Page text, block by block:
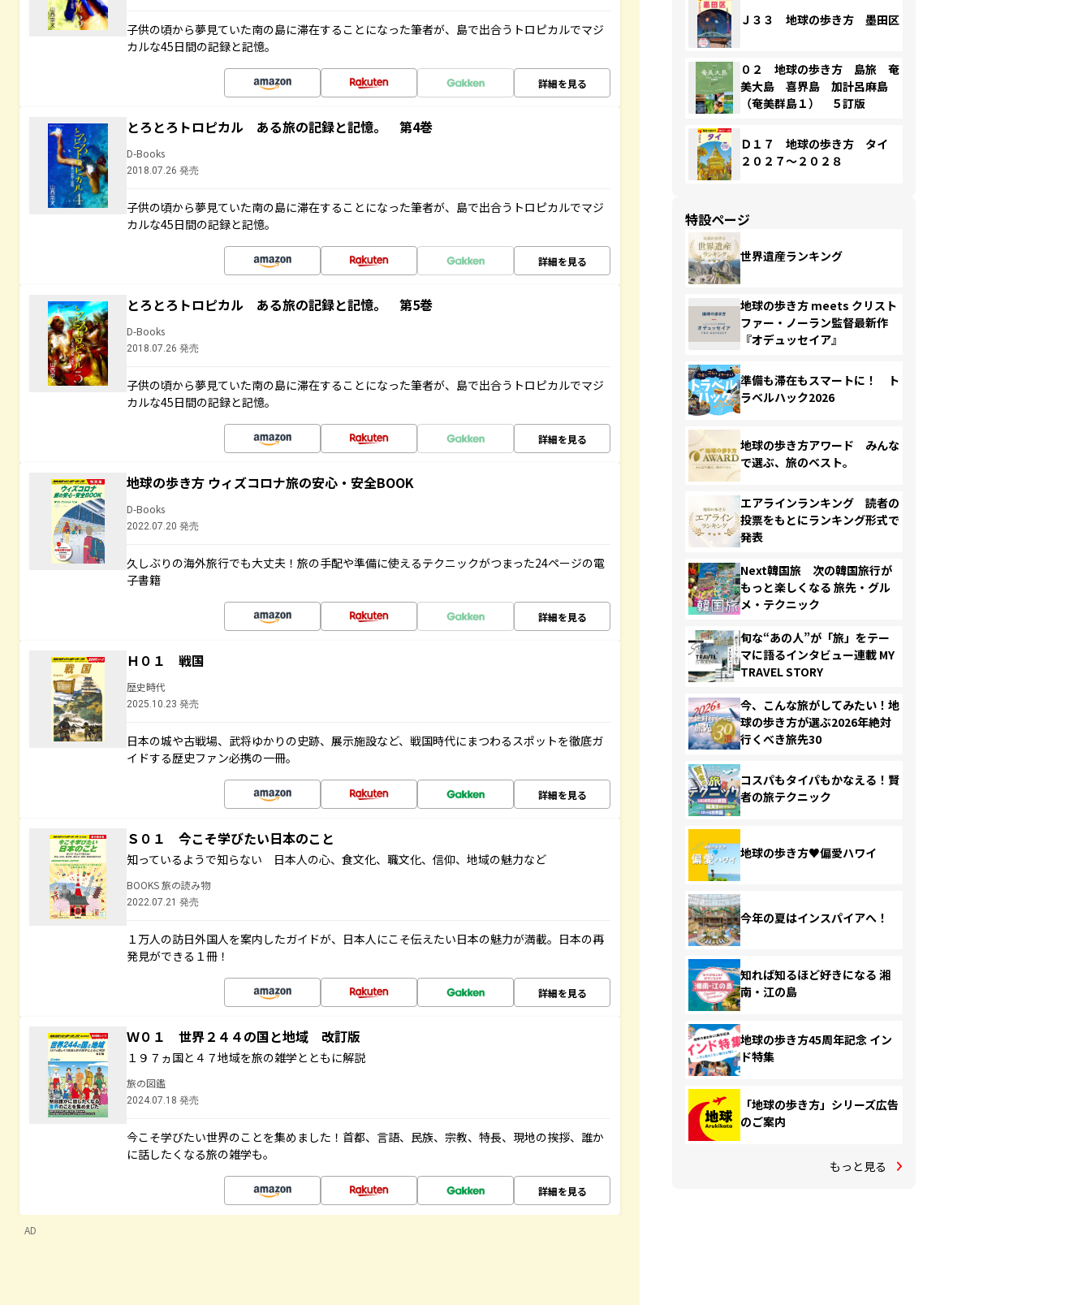
子供の頃から夢見ていた南の島に滞在することになった筆者が、島で出合うトロピカルでマジ
カルな45日間の記録と記憶。
詳細を見る
とろとろトロピカル ある旅の記録と記憶。 第4巻
D-Books
2018.07.26 発売
子供の頃から夢見ていた南の島に滞在することになった筆者が、島で出合うトロピカルでマジ
カルな45日間の記録と記憶。
詳細を見る
とろとろトロピカル ある旅の記録と記憶。 第5巻
D-Books
2018.07.26 発売
子供の頃から夢見ていた南の島に滞在することになった筆者が、島で出合うトロピカルでマジ
カルな45日間の記録と記憶。
詳細を見る
地球の歩き方 ウィズコロナ旅の安心・安全BOOK
D-Books
2022.07.20 発売
久しぶりの海外旅行でも大丈夫！旅の手配や準備に使えるテクニックがつまった24ページの電
子書籍
詳細を見る
Ｈ０１ 戦国
歴史時代
2025.10.23 発売
日本の城や古戦場、武将ゆかりの史跡、展示施設など、戦国時代にまつわるスポットを徹底ガ
イドする歴史ファン必携の一冊。
詳細を見る
Ｓ０１ 今こそ学びたい日本のこと
知っているようで知らない 日本人の心、食文化、職文化、信仰、地域の魅力など
BOOKS 旅の読み物
2022.07.21 発売
１万人の訪日外国人を案内したガイドが、日本人にこそ伝えたい日本の魅力が満載。日本の再
発見ができる１冊！
詳細を見る
Ｗ０１ 世界２４４の国と地域 改訂版
１９７ヵ国と４７地域を旅の雑学とともに解説
旅の図鑑
2024.07.18 発売
今こそ学びたい世界のことを集めました！首都、言語、民族、宗教、特長、現地の挨拶、誰か
に話したくなる旅の雑学も。
詳細を見る
AD
Ｊ３３ 地球の歩き方 墨田区
０２ 地球の歩き方 島旅 奄
美大島 喜界島 加計呂麻島
（奄美群島１） ５訂版
Ｄ１７ 地球の歩き方 タイ
２０２７～２０２８
特設ページ
世界遺産ランキング
地球の歩き方 meets クリスト
ファー・ノーラン監督最新作
『オデュッセイア』
準備も滞在もスマートに！ ト
ラベルハック2026
地球の歩き方アワード みんな
で選ぶ、旅のベスト。
エアラインランキング 読者の
投票をもとにランキング形式で
発表
Next韓国旅 次の韓国旅行が
もっと楽しくなる 旅先・グル
メ・テクニック
旬な“あの人”が「旅」をテー
マに語るインタビュー連載 MY
TRAVEL STORY
今、こんな旅がしてみたい！地
球の歩き方が選ぶ2026年絶対
行くべき旅先30
コスパもタイパもかなえる！賢
者の旅テクニック
地球の歩き方♥偏愛ハワイ
今年の夏はインスパイアへ！
知れば知るほど好きになる 湘
南・江の島
地球の歩き方45周年記念 イン
ド特集
「地球の歩き方」シリーズ広告
のご案内
もっと見る